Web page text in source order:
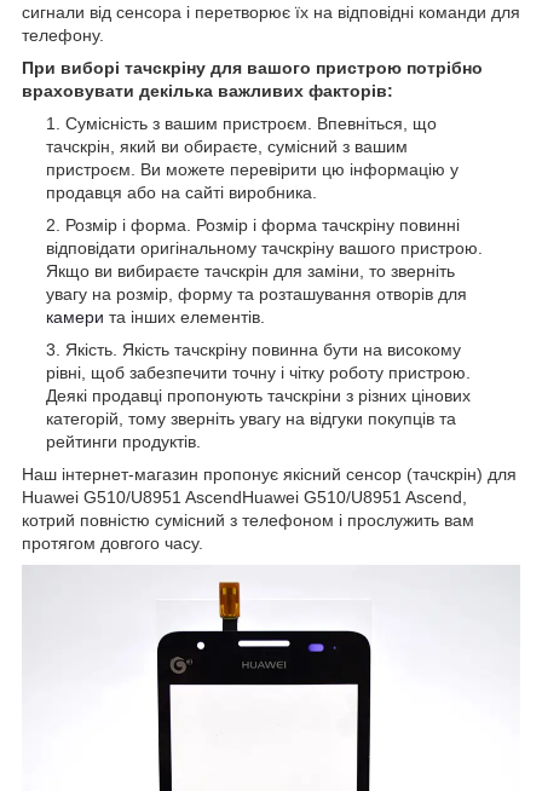
сигнали від сенсора і перетворює їх на відповідні команди для
телефону.
При виборі тачскріну для вашого пристрою потрібно
враховувати декілька важливих факторів:
Сумісність з вашим пристроєм. Впевніться, що
тачскрін, який ви обираєте, сумісний з вашим
пристроєм. Ви можете перевірити цю інформацію у
продавця або на сайті виробника.
Розмір і форма. Розмір і форма тачскріну повинні
відповідати оригінальному тачскріну вашого пристрою.
Якщо ви вибираєте тачскрін для заміни, то зверніть
увагу на розмір, форму та розташування отворів для
камери та інших елементів.
Якість. Якість тачскріну повинна бути на високому
рівні, щоб забезпечити точну і чітку роботу пристрою.
Деякі продавці пропонують тачскріни з різних цінових
категорій, тому зверніть увагу на відгуки покупців та
рейтинги продуктів.
Наш інтернет-магазин пропонує якісний сенсор (тачскрін) для
Huawei G510/U8951 AscendHuawei G510/U8951 Ascend,
котрий повністю сумісний з телефоном і прослужить вам
протягом довгого часу.